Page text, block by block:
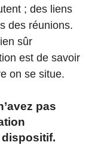
; des liens
des réunions.
sûr
est de savoir
on se situe.
pas
dispositif.